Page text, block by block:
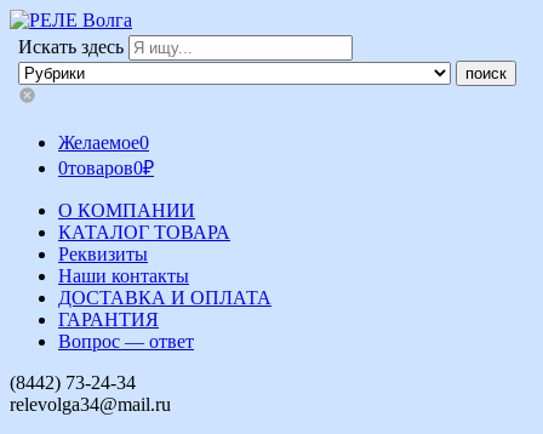
Искать здесь
Желаемое0
0товаров0₽
О КОМПАНИИ
КАТАЛОГ ТОВАРА
Реквизиты
Наши контакты
ДОСТАВКА И ОПЛАТА
ГАРАНТИЯ
Вопрос — ответ
(8442) 73-24-34
relevolga34@mail.ru